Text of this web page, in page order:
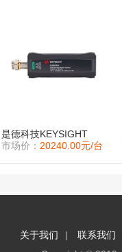
是德科技KEYSIGHT
U2057XA 功率传感器
市场价： 20240.00元/台
关于我们 | 联系我们